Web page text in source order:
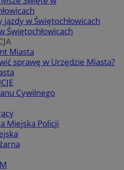
jazdy w Świętochłowicach
Świętochłowicach
Miasta
sprawę w Urzędzie Miasta?
Cywilnego
Miejska Policji